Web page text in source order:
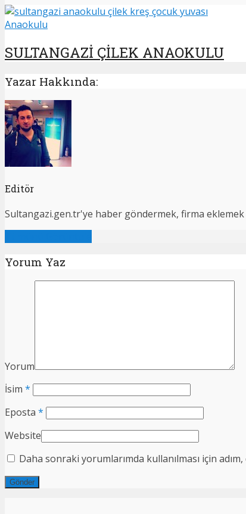
Anaokulu
SULTANGAZİ ÇİLEK ANAOKULU
Yazar Hakkında:
Editör
Sultangazi.gen.tr'ye haber göndermek, firma
Yorum Yaz
Yorum
İsim *
Eposta *
Website
Daha sonraki yorumlarımda kullanılması için